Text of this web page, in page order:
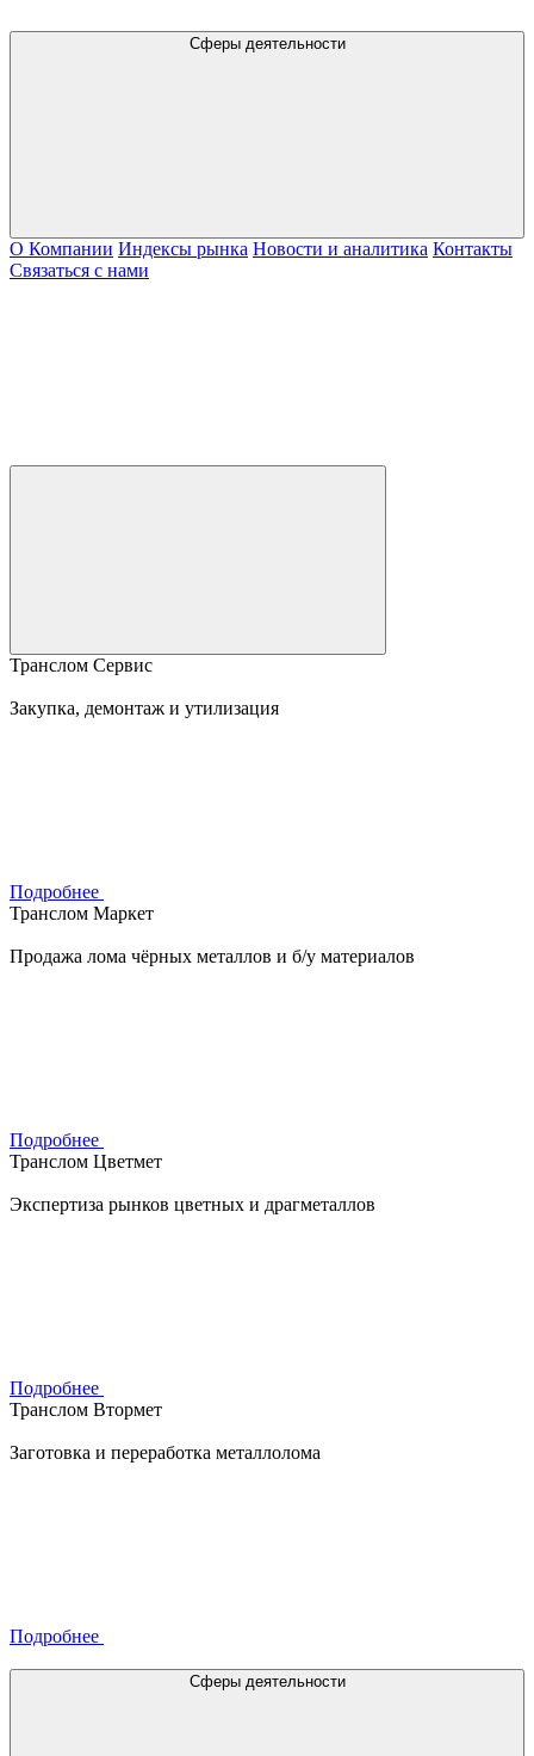
Сферы деятельности
О Компании Индексы рынка Новости и аналитика Контакты
Связаться с нами
Транслом Сервис
Закупка, демонтаж и утилизация
Подробнее
Транслом Маркет
Продажа лома чёрных металлов и б/у материалов
Подробнее
Транслом Цветмет
Экспертиза рынков цветных и драгметаллов
Подробнее
Транслом Втормет
Заготовка и переработка металлолома
Подробнее
Сферы деятельности